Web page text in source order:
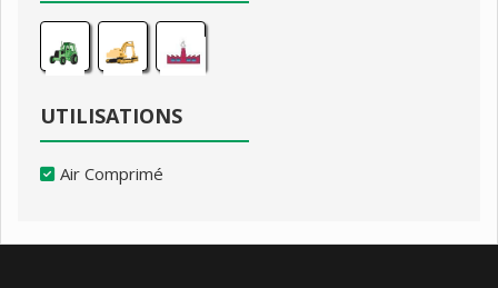
UTILISATIONS
Air Comprimé